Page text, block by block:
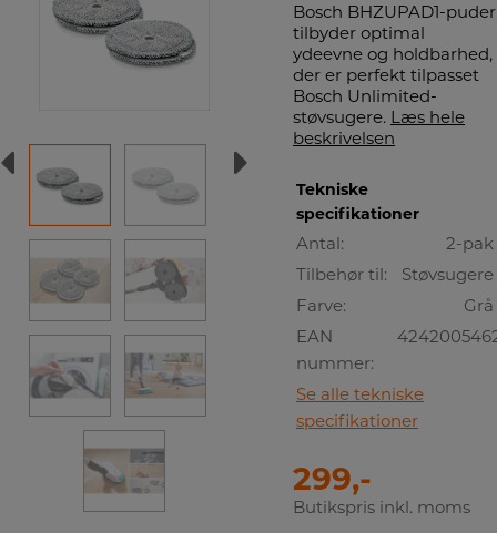
Bosch BHZUPAD1-puder
tilbyder optimal
ydeevne og holdbarhed,
der er perfekt tilpasset
Bosch Unlimited-
støvsugere. Læs hele
beskrivelsen
Tekniske
specifikationer
Antal:
2-pak
Tilbehør til:
Støvsugere
Farve:
Grå
EAN
nummer:
Se alle tekniske
specifikationer
299,-
Butikspris inkl. moms